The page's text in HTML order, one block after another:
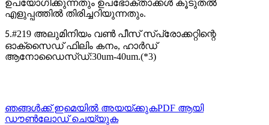
ഉപയോഗിക്കുന്നതും ഉപഭോക്താക്കൾ കൂടുതൽ
എളുപ്പത്തിൽ തിരിച്ചറിയുന്നതും.
5.#219 അലുമിനിയം വൺ പീസ് സ്‌പ്രോക്കറ്റിന്റെ
ഓക്‌സൈഡ് ഫിലിം കനം, ഹാർഡ്
ആനോഡൈസ്ഡ്:30um‐40um.(*3)
ഞങ്ങൾക്ക് ഇമെയിൽ അയയ്ക്കുകPDF ആയി
ഡൗൺലോഡ് ചെയ്യുക